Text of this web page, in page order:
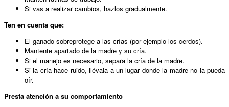
Si vas a realizar cambios, hazlos gradualmente.
Ten en cuenta que:
El ganado sobreprotege a las crías (por ejemplo los cerdos).
Mantente apartado de la madre y su cría.
Si el manejo es necesario, separa la cría de la madre.
Si la cría hace ruido, llévala a un lugar donde la madre no la pueda
oír.
Presta atención a su comportamiento